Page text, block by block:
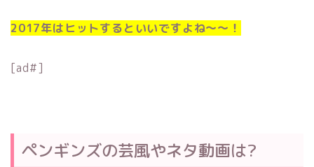
2017年はヒットするといいですよね〜〜！
[ad#]
ペンギンズの芸風やネタ動画は?